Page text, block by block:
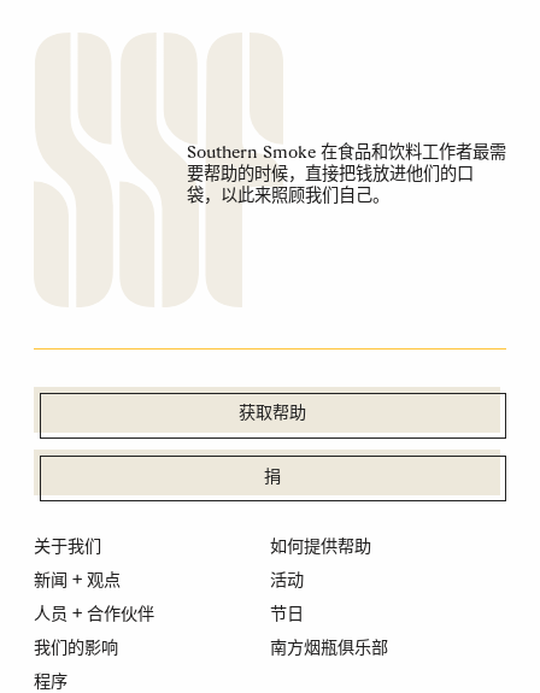
Southern Smoke 在食品和饮料工作者最需
要帮助的时候，直接把钱放进他们的口
袋，以此来照顾我们自己。
获取帮助
捐
关于我们
新闻 + 观点
人员 + 合作伙伴
我们的影响
程序
如何提供帮助
活动
节日
南方烟瓶俱乐部